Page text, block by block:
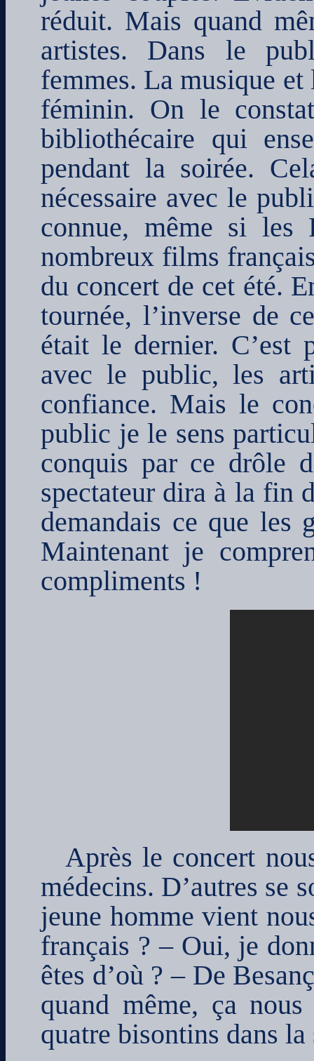
réduit. Mais quand
artistes. Dans le
femmes. La musique
féminin. On le
bibliothécaire qui
pendant la soirée.
nécessaire avec le
connue, même si les
nombreux films
du concert de cet été.
tournée, l’inverse de
était le dernier. C’est
avec le public, les
confiance. Mais le
public je le sens
conquis par ce drôle
spectateur dira à la fin
demandais ce que les
Maintenant je
compliments !
Après le concert
médecins. D’autres se
jeune homme vient
français ? – Oui, je
êtes d’où ? – De
quand même, ça
quatre bisontins dans